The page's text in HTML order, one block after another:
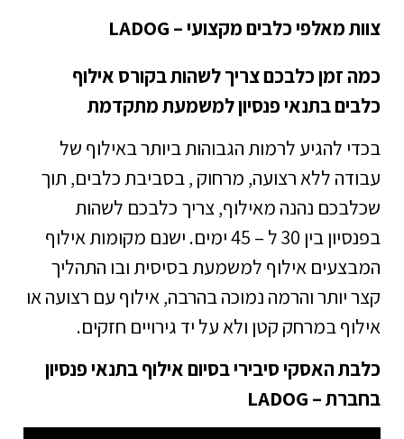
צוות מאלפי כלבים מקצועי – LADOG
כמה זמן כלבכם צריך לשהות בקורס אילוף
כלבים בתנאי פנסיון למשמעת מתקדמת
בכדי להגיע לרמות הגבוהות ביותר באילוף של
עבודה ללא רצועה, מרחוק , בסביבת כלבים, תוך
שכלבכם נהנה מאילוף, צריך כלבכם לשהות
בפנסיון בין 30 ל – 45 ימים. ישנם מקומות אילוף
המבצעים אילוף למשמעת בסיסית ובו התהליך
קצר יותר והרמה נמוכה בהרבה, אילוף עם רצועה או
אילוף במרחק קטן ולא על יד גירויים חזקים.
כלבת האסקי סיבירי בסיום אילוף בתנאי פנסיון
בחברת – LADOG